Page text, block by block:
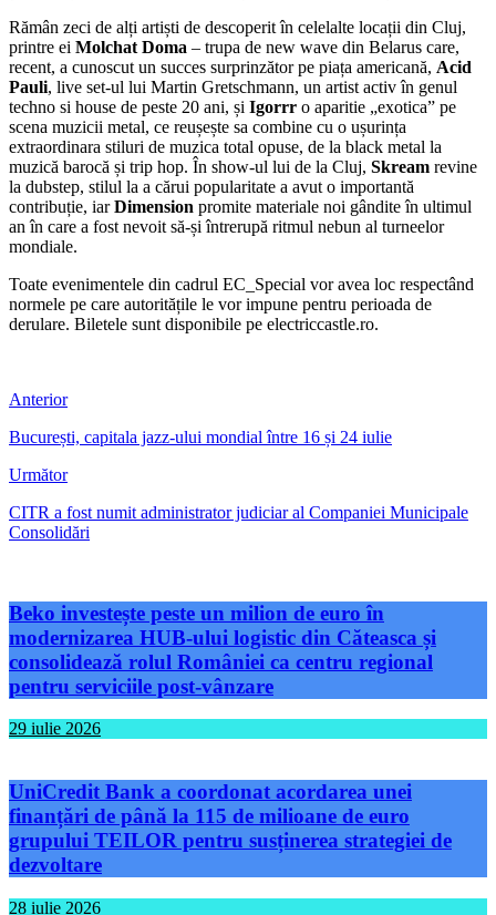
Rămân zeci de alți artiști de descoperit în celelalte locații din Cluj,
printre ei Molchat Doma – trupa de new wave din Belarus care,
recent, a cunoscut un succes surprinzător pe piața americană, Acid
Pauli, live set-ul lui Martin Gretschmann, un artist activ în genul
techno si house de peste 20 ani, și Igorrr o aparitie „exotica” pe
scena muzicii metal, ce reușește sa combine cu o ușurința
extraordinara stiluri de muzica total opuse, de la black metal la
muzică barocă și trip hop. În show-ul lui de la Cluj, Skream revine
la dubstep, stilul la a cărui popularitate a avut o importantă
contribuție, iarDimension promite materiale noi gândite în ultimul
an în care a fost nevoit să-și întrerupă ritmul nebun al turneelor
mondiale.
Toate evenimentele din cadrul EC_Special vor avea loc respectând
normele pe care autoritățile le vor impune pentru perioada de
derulare. Biletele sunt disponibile pe electriccastle.ro.
Anterior
București, capitala jazz-ului mondial între 16 și 24 iulie
Următor
CITR a fost numit administrator judiciar al Companiei Municipale
Consolidări
Beko investește peste un milion de euro în
modernizarea HUB-ului logistic din Căteasca și
consolidează rolul României ca centru regional
pentru serviciile post-vânzare
29 iulie 2026
UniCredit Bank a coordonat acordarea unei
finanțări de până la 115 de milioane de euro
grupului TEILOR pentru susținerea strategiei de
dezvoltare
28 iulie 2026